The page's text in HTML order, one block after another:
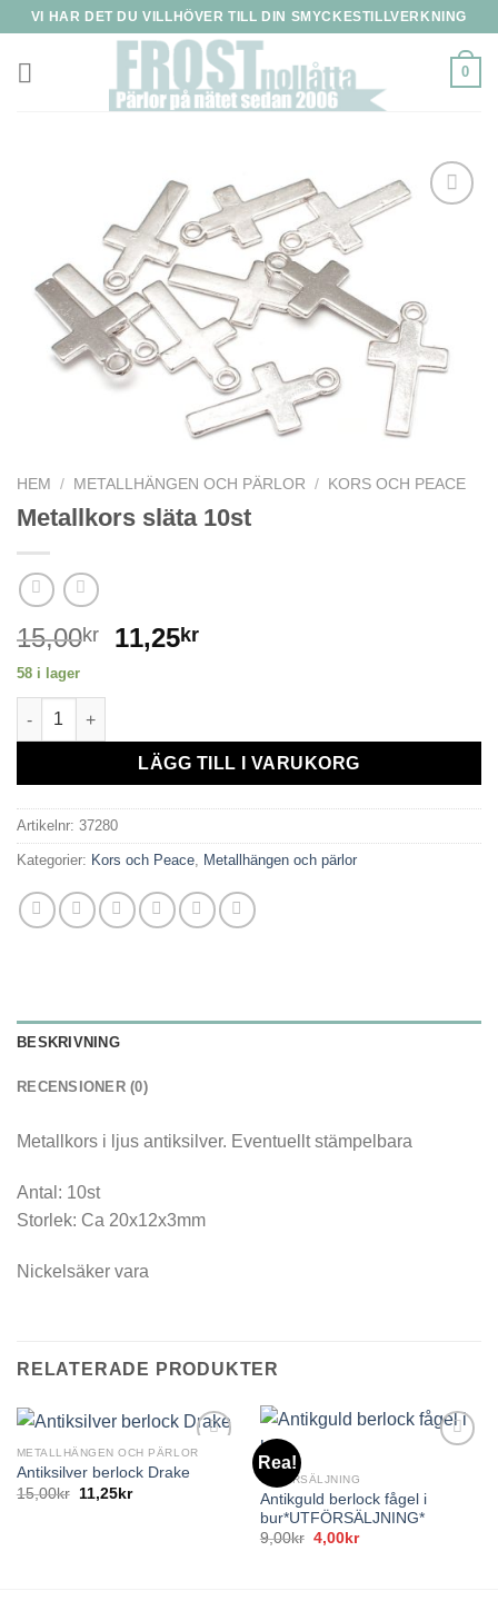
Skip
content
VI HAR DET DU VILLHÖVER TILL DIN SMYCKESTILLVERKNING
0
HEM / METALLHÄNGEN OCH PÄRLOR / KORS OCH PEACE
Metallkors släta 10st
15,00kr 11,25kr
58 i lager
Metallkors släta 10st mängd
LÄGG TILL I VARUKORG
Artikelnr: 37280
Kategorier: Kors och Peace Metallhängen och pärlor
BESKRIVNING
RECENSIONER (0)
Metallkors i ljus antiksilver. Eventuellt stämpelbara
Antal: 10st
Storlek: Ca 20x12x3mm
Nickelsäker vara
RELATERADE PRODUKTER
METALLHÄNGEN OCH PÄRLOR
Antiksilver berlock Drake
15,00kr 11,25kr
Rea!
UTFÖRSÄLJNING
Antikguld berlock fågel i
bur*UTFÖRSÄLJNING*
9,00kr Det
4,00krDet